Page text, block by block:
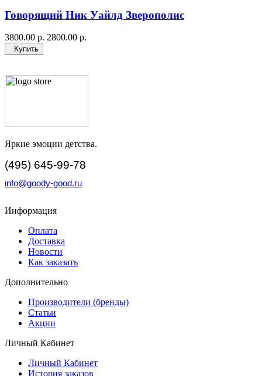
Говорящий Ник Уайлд Зверополис
3800.00 р. 2800.00 р.
Купить
Яркие эмоции детства.
(495) 645-99-78
info@goody-good.ru
Информация
Оплата
Доставка
Новости
Как заказать
Дополнительно
Производители (бренды)
Статьи
Акции
Личный Кабинет
Личный Кабинет
История заказов